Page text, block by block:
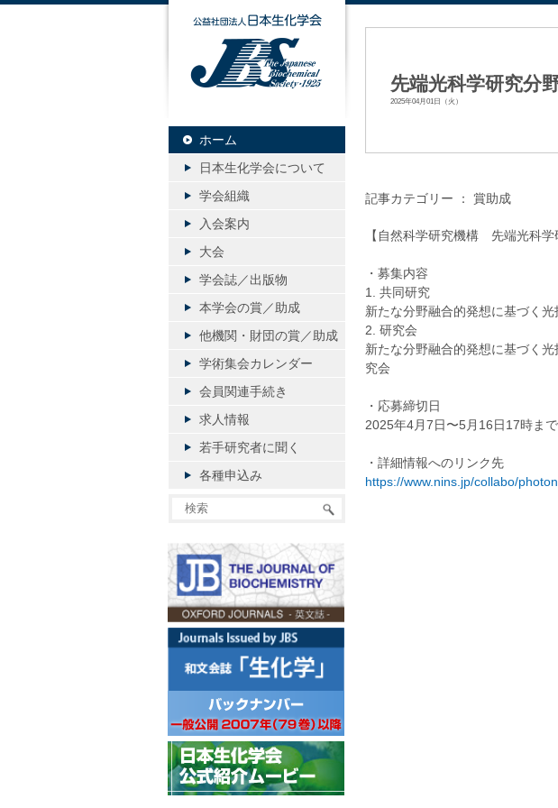
先端光科学研究分
2025年04月01日（火）
記事カテゴリー ： 賞助成
【自然科学研究機構 先端光科学
・募集内容
1. 共同研究
新たな分野融合的発想に基づく
2. 研究会
新たな分野融合的発想に基づく
究会
・応募締切日
2025年4月7日〜5月16日17時まで
・詳細情報へのリンク先
https://www.nins.jp/collabo/
公益社団法人日本生化学会
ホーム
日本生化学会について
学会組織
入会案内
大会
学会誌／出版物
本学会の賞／助成
他機関・財団の賞／助成
学術集会カレンダー
会員関連手続き
求人情報
若手研究者に聞く
各種申込み